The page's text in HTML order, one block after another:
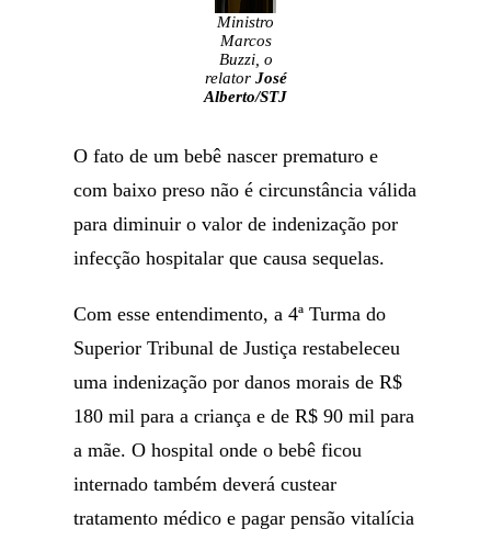
Ministro
Marcos
Buzzi, o
relator José
Alberto/STJ
O fato de um bebê nascer prematuro e
com baixo preso não é circunstância válida
para diminuir o valor de indenização por
infecção hospitalar que causa sequelas.
Com esse entendimento, a 4ª Turma do
Superior Tribunal de Justiça restabeleceu
uma indenização por danos morais de R$
180 mil para a criança e de R$ 90 mil para
a mãe. O hospital onde o bebê ficou
internado também deverá custear
tratamento médico e pagar pensão vitalícia